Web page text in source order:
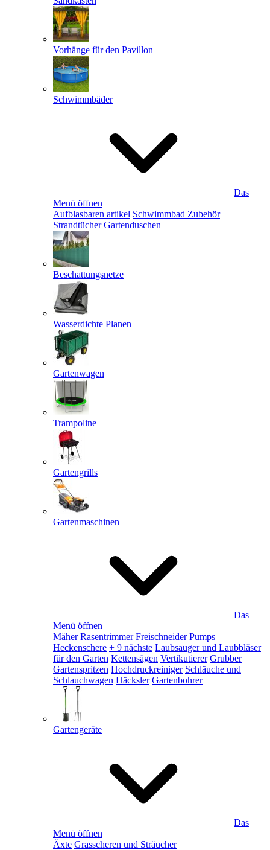
Vorhänge für den Pavillon
Schwimmbäder
Das
Menü öffnen
Aufblasbaren artikel Schwimmbad Zubehör
Strandtücher Gartenduschen
Beschattungsnetze
Wasserdichte Planen
Gartenwagen
Trampoline
Gartengrills
Gartenmaschinen
Das
Menü öffnen
Mäher Rasentrimmer Freischneider Pumps
Heckenschere + 9 nächste Laubsauger und Laubbläser
für den Garten Kettensägen Vertikutierer Grubber
Gartenspritzen Hochdruckreiniger Schläuche und
Schlauchwagen Häcksler Gartenbohrer
Gartengeräte
Das
Menü öffnen
Äxte Grasscheren und Sträucher